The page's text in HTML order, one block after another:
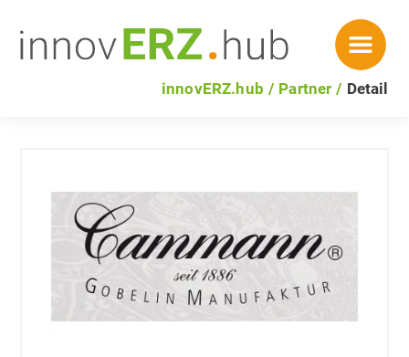
innovERZ.hub Partner Detail